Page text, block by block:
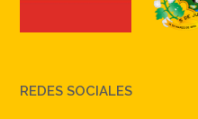
REDES SOCIALES